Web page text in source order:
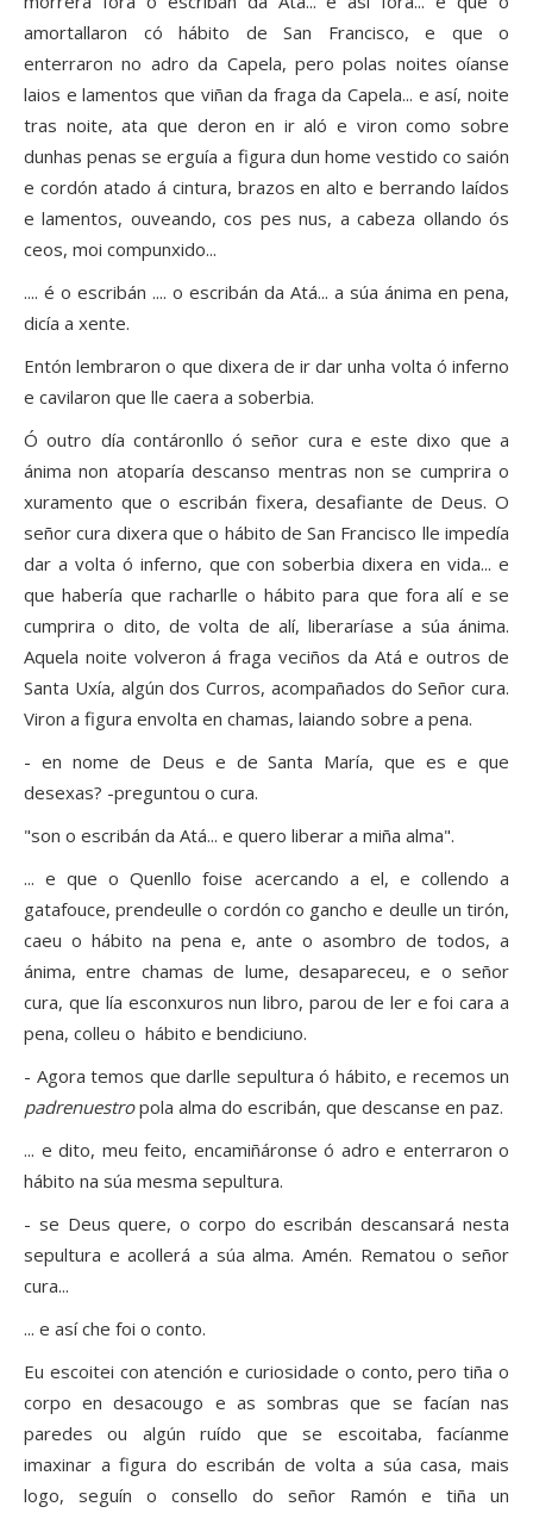
amortallaron có hábito de San Francisco, e que o
enterraron no adro da Capela, pero polas noites oíanse
laios e lamentos que viñan da fraga da Capela... e así, noite
tras noite, ata que deron en ir aló e viron como sobre
dunhas penas se erguía a figura dun home vestido co saión
e cordón atado á cintura, brazos en alto e berrando laídos
e lamentos, ouveando, cos pes nus, a cabeza ollando ós
ceos, moi compunxido...
.... é o escribán .... o escribán da Atá... a súa ánima en pena,
dicía a xente.
Entón lembraron o que dixera de ir dar unha volta ó inferno
e cavilaron que lle caera a soberbia.
Ó outro día contáronllo ó señor cura e este dixo que a
ánima non atoparía descanso mentras non se cumprira o
xuramento que o escribán fixera, desafiante de Deus. O
señor cura dixera que o hábito de San Francisco lle impedía
dar a volta ó inferno, que con soberbia dixera en vida... e
que habería que racharlle o hábito para que fora alí e se
cumprira o dito, de volta de alí, liberaríase a súa ánima.
Aquela noite volveron á fraga veciños da Atá e outros de
Santa Uxía, algún dos Curros, acompañados do Señor cura.
Viron a figura envolta en chamas, laiando sobre a pena.
- en nome de Deus e de Santa María, que es e que
desexas? -preguntou o cura.
"son o escribán da Atá... e quero liberar a miña alma".
... e que o Quenllo foise acercando a el, e collendo a
gatafouce, prendeulle o cordón co gancho e deulle un tirón,
caeu o hábito na pena e, ante o asombro de todos, a
ánima, entre chamas de lume, desapareceu, e o señor
cura, que lía esconxuros nun libro, parou de ler e foi cara a
pena, colleu o hábito e bendiciuno.
- Agora temos que darlle sepultura ó hábito, e recemos un
padrenuestropola alma do escribán, que descanse en paz.
... e dito, meu feito, encamiñáronse ó adro e enterraron o
hábito na súa mesma sepultura.
- se Deus quere, o corpo do escribán descansará nesta
sepultura e acollerá a súa alma. Amén. Rematou o señor
cura...
... e así che foi o conto.
Eu escoitei con atención e curiosidade o conto, pero tiña o
corpo en desacougo e as sombras que se facían nas
paredes ou algún ruído que se escoitaba, facíanme
imaxinar a figura do escribán de volta a súa casa, mais
logo, seguín o consello do señor Ramón e tiña un